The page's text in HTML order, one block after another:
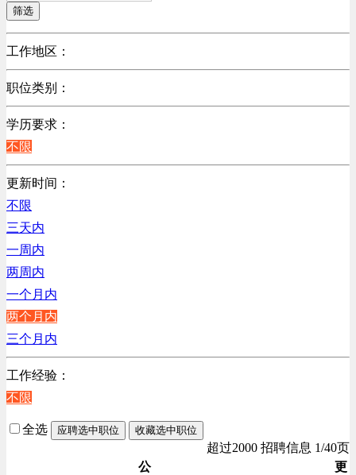
筛选
工作地区：
不限
职位类别：
不限
机械制造/仪器仪表类
计算机硬件类
销售管理类
计算机软件类
贸易/物流/仓储/采购类
客服及凯发娱乐网址的技术支持类
高级管理类
电子/电器/半导体类
电力电气/能源/自动化
程序/语言开发类
行政/后勤/文秘类
销售类
人力资源类
互联网/电子商务/游戏类
建筑装潢/市政建设类
通信/移动互联网/手机类
学历要求：
不限
更新时间：
不限
三天内
一周内
两周内
一个月内
两个月内
三个月内
工作经验：
不限
全选 应聘选中职位 收藏选中职位
超过2000 招聘信息 1/40页
公
更